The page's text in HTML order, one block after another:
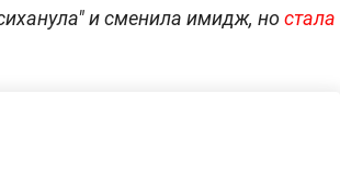
и сменила имидж, ностала